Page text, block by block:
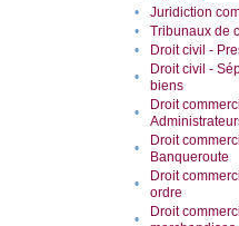
• Juridiction
•
Tribunaux de
•
Droit civil -
•
Droit civil -
biens
•
Droit
•
Droit
Banqueroute
•
Droit
ordre
•
Droit